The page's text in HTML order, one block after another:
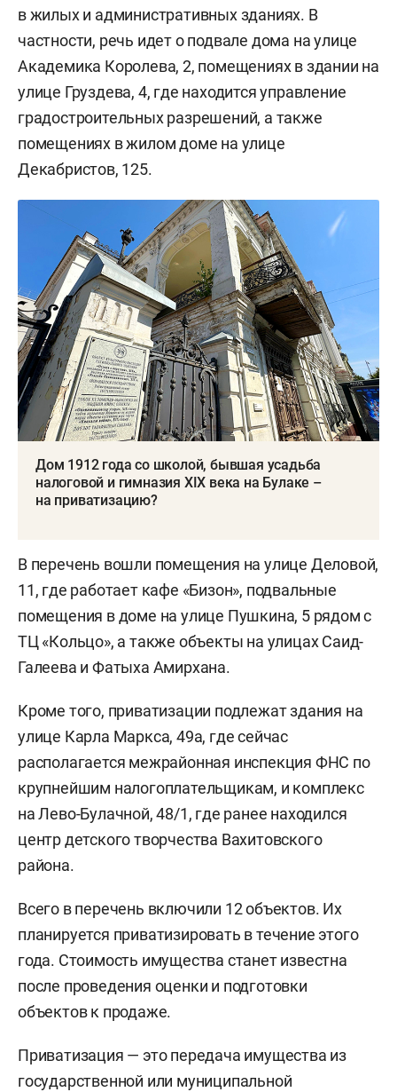
в жилых и административных зданиях. В
частности, речь идет о подвале дома на улице
Академика Королева, 2, помещениях в здании на
улице Груздева, 4, где находится управление
градостроительных разрешений, а также
помещениях в жилом доме на улице
Декабристов, 125.
Дом 1912 года со школой, бывшая усадьба
налоговой и гимназия XIX века на Булаке –
на приватизацию?
В перечень вошли помещения на улице Деловой,
11, где работает кафе «Бизон», подвальные
помещения в доме на улице Пушкина, 5 рядом с
ТЦ «Кольцо», а также объекты на улицах Саид-
Галеева и Фатыха Амирхана.
Кроме того, приватизации подлежат здания на
улице Карла Маркса, 49а, где сейчас
располагается межрайонная инспекция ФНС по
крупнейшим налогоплательщикам, и комплекс
на Лево-Булачной, 48/1, где ранее находился
центр детского творчества Вахитовского
района.
Всего в перечень включили 12 объектов. Их
планируется приватизировать в течение этого
года. Стоимость имущества станет известна
после проведения оценки и подготовки
объектов к продаже.
Приватизация — это передача имущества из
государственной или муниципальной